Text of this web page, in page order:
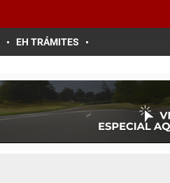
EH TRÁMITES